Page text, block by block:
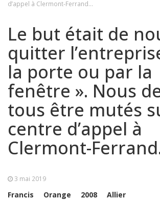
d’appel à Clermont-Ferrand…
Le but était de
quitter
la porte ou par la
fenêtre ». Nous
tous être mutés
centre d’appel à
Clermont-
3 mai 2019
Francis Orange 2008
Allier